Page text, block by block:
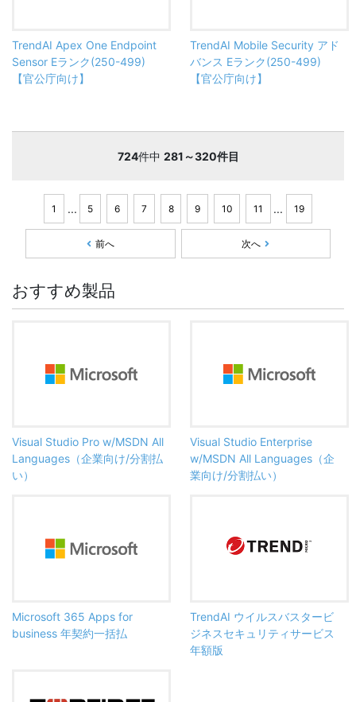
TrendAI Apex One Endpoint
Sensor Eランク(250-499)
【官公庁向け】
TrendAI Mobile Security アド
バンス Eランク(250-499)
【官公庁向け】
724件中 281～320件目
前へ
1 ... 5 6 7 8 9 10 11 ... 19
次へ
おすすめ製品
Visual Studio Pro w/MSDN All
Languages（企業向け/分割払
い）
Visual Studio Enterprise
w/MSDN All Languages（企
業向け/分割払い）
Microsoft 365 Apps for
business 年契約一括払
TrendAI ウイルスバスタービ
ジネスセキュリティサービス
年額版